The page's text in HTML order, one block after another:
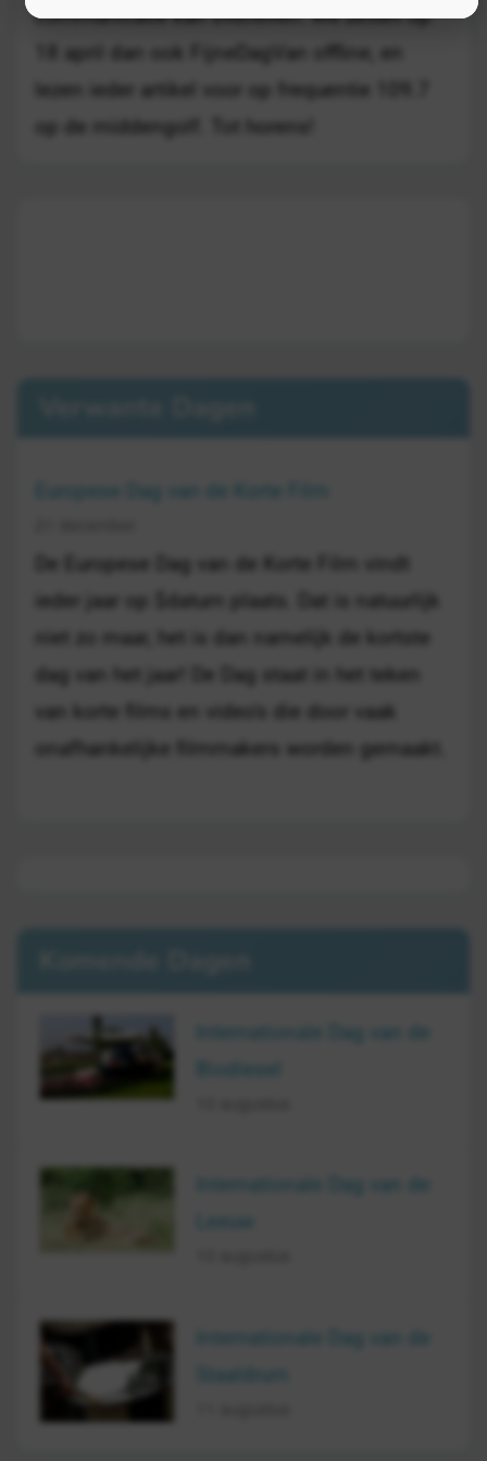
communicatie kan overleven. We zetten op
18 april dan ook FijneDagVan offline, en
lezen ieder artikel voor op frequentie 109.7
op de middengolf. Tot horens!
Europese Dag van de Korte Film
De Europese Dag van de Korte Film vindt
ieder jaar op $datum plaats. Dat is natuurlijk
niet zo maar, het is dan namelijk de kortste
dag van het jaar! De Dag staat in het teken
van korte films en video's die door vaak
onafhankelijke filmmakers worden gemaakt.
Internationale Dag van de
Internationale Dag van de
Internationale Dag van de